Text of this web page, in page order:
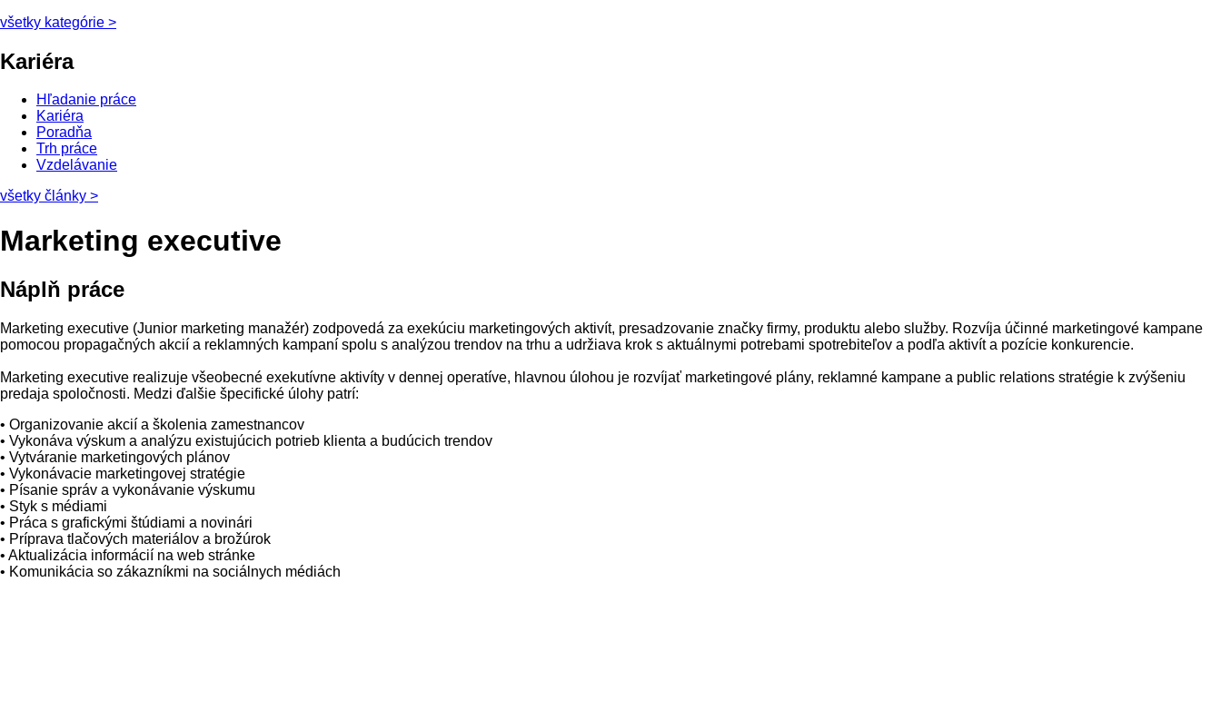
všetky kategórie >
Kariéra
Hľadanie práce
Kariéra
Poradňa
Trh práce
Vzdelávanie
všetky články >
Marketing executive
Náplň práce
Marketing executive (Junior marketing manažér) zodpovedá za exekúciu marketingových aktivít, presadzovanie značky firmy, produktu alebo služby. Rozvíja účinné marketingové kampane
pomocou propagačných akcií a reklamných kampaní spolu s analýzou trendov na trhu a udržiava krok s aktuálnymi potrebami spotrebiteľov a podľa aktivít a pozície konkurencie.
Marketing executive realizuje všeobecné exekutívne aktivíty v dennej operatíve, hlavnou úlohou je rozvíjať marketingové plány, reklamné kampane a public relations stratégie k zvýšeniu
predaja spoločnosti. Medzi ďalšie špecifické úlohy patrí:
• Organizovanie akcií a školenia zamestnancov
• Vykonáva výskum a analýzu existujúcich potrieb klienta a budúcich trendov
• Vytváranie marketingových plánov
• Vykonávacie marketingovej stratégie
• Písanie správ a vykonávanie výskumu
• Styk s médiami
• Práca s grafickými štúdiami a novinári
• Príprava tlačových materiálov a brožúrok
• Aktualizácia informácií na web stránke
• Komunikácia so zákazníkmi na sociálnych médiách